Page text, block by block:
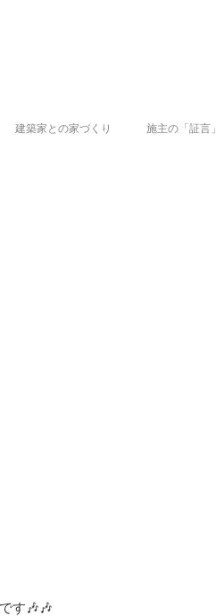
建築家との家づくり 施主の「証言」
す🎶🎶